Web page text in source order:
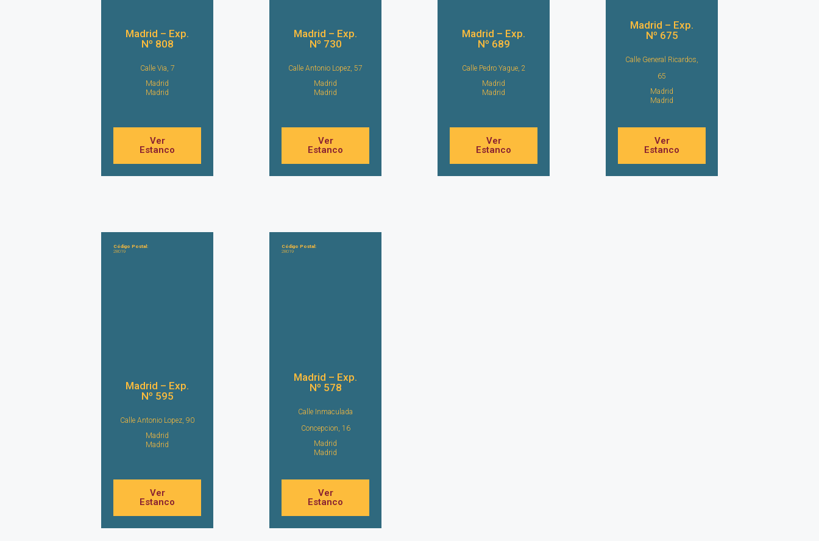
Madrid – Exp.
Nº 808
Calle Via, 7
Madrid
Madrid
Ver
Estanco
Madrid – Exp.
Nº 730
Calle Antonio Lopez, 57
Madrid
Madrid
Ver
Estanco
Madrid – Exp.
Nº 689
Calle Pedro Yague, 2
Madrid
Madrid
Ver
Estanco
Madrid – Exp.
Nº 675
Calle General Ricardos,
65
Madrid
Madrid
Ver
Estanco
Código Postal:
28019
Madrid – Exp.
Nº 595
Calle Antonio Lopez, 90
Madrid
Madrid
Ver
Estanco
Código Postal:
28019
Madrid – Exp.
Nº 578
Calle Inmaculada
Concepcion, 16
Madrid
Madrid
Ver
Estanco